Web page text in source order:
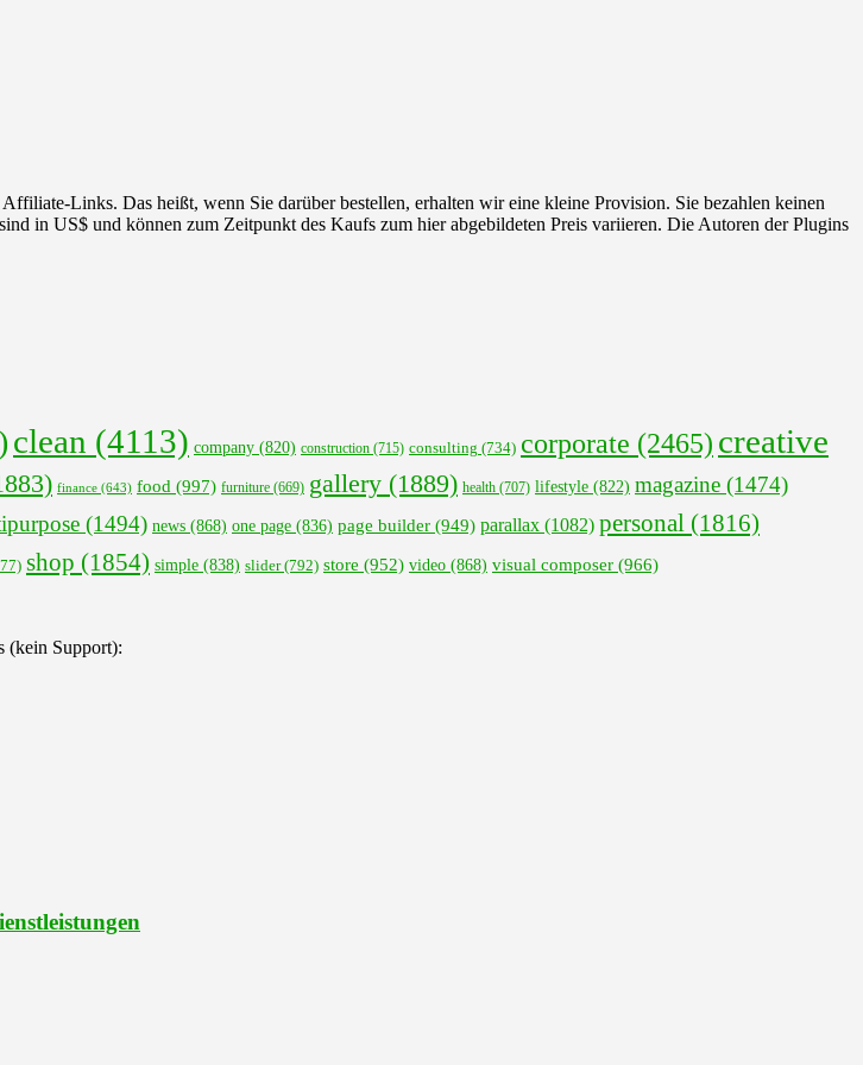
Links. Das heißt, wenn Sie darüber bestellen, erhalten wir eine kleine Provision. Sie bezahlen keinen
in US$ und können zum Zeitpunkt des Kaufs zum hier abgebildeten Preis variieren. Die Autoren der Plugins
clean (4113) company (820) construction (715) consulting (734) corporate (2465) creative
finance (643) food (997) furniture (669) gallery (1889) health (707) lifestyle (822) magazine (1474)
(1494) news (868) one page (836) page builder (949) parallax (1082) personal (1816)
shop (1854) simple (838) slider(792) store (952) video (868) visual composer (966)
(kein Support):